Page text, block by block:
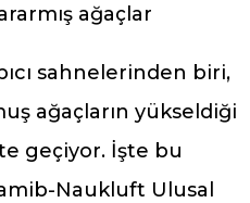
ağaçlar
sahnelerinden biri,
ağaçların yükseldiği
geçiyor. İşte bu
Naukluft Ulusal